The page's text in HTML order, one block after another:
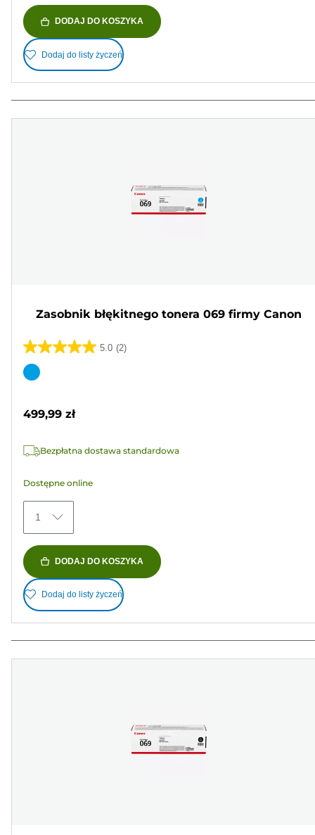
DODAJ DO KOSZYKA
Dodaj do listy życzeń
Zasobnik błękitnego tonera 069 firmy Canon
5.0 (2)
5.0
na
2
Wkład
499,99 zł
Bezpłatna dostawa standardowa
Dostępne online
1
DODAJ DO KOSZYKA
Dodaj do listy życzeń